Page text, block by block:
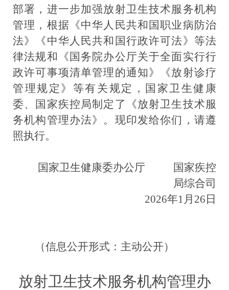
部署，进一步加强放射卫生技术服务机构
管理，根据 《中华人民共和国职业病防治
法》
《中华人民共和国行政许可法》等法
律法规和《国务院办公厅关于全面实行行
政许可事项清单管理的通知》《放射诊疗
管理规定》等有关规定，国家卫生健康
委、国家疾控局制定了《放射卫生技术服
务机构管理办法》。现印发给你们，请遵
照执行。
国家卫生健康委办公厅
国家疾控
局综合司
2026年1月 26 日
（信息公开形式：主动公开）
放射卫生技术服务机构管理办